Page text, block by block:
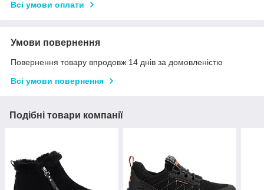
Всі умови оплати
Умови повернення
Повернення товару впродовж 14 днів за домовленістю
Всі умови повернення
Подібні товари компанії